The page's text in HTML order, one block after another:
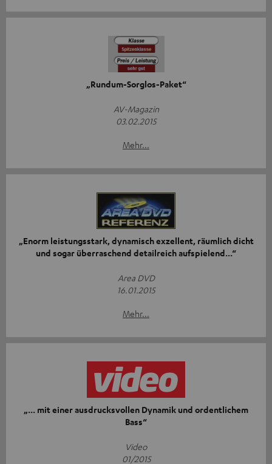
„Rundum-Sorglos-Paket“
AV-Magazin
03.02.2015
Mehr...
„Enorm leistungsstark, dynamisch exzellent, räumlich dicht
und sogar überraschend detailreich aufspielend...“
Area DVD
16.01.2015
Mehr...
„... mit einer ausdrucksvollen Dynamik und ordentlichem
Bass“
Video
01/2015